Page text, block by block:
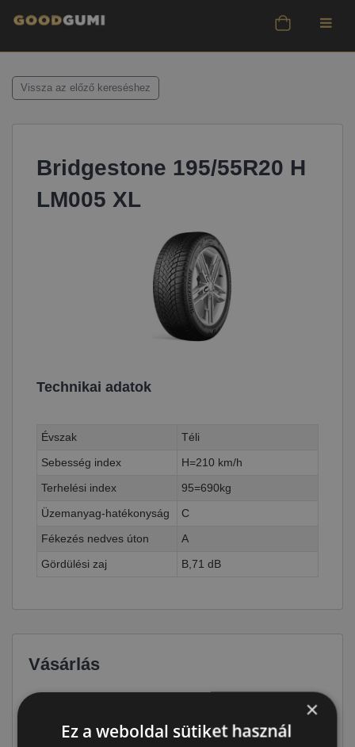
Vissza az előző kereséshez
Bridgestone 195/55R20 H
LM005 XL
Technikai adatok
Évszak
Téli
Sebesség index
H=210 km/h
Terhelési index
95=690kg
Üzemanyag-hatékonyság
C
Fékezés nedves úton
A
Gördülési zaj
B,71 dB
Vásárlás
64 790 Ft
×
Ez a weboldal sütiket használ